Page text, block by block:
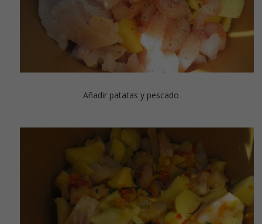
Añadir patatas y pescado